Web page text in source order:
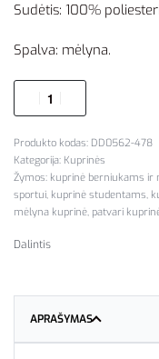
Sudėtis: 100%
Spalva: mėlyna.
DD0562-478
Kategorija: Kuprinės
Žymos: kuprinė berniukams ir
sportui, kuprinė studentams,
mėlyna kuprinė, patvari
Dalintis
APRAŠYMAS